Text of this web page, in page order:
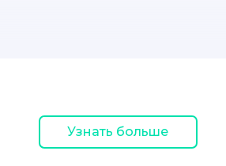
Узнать больше